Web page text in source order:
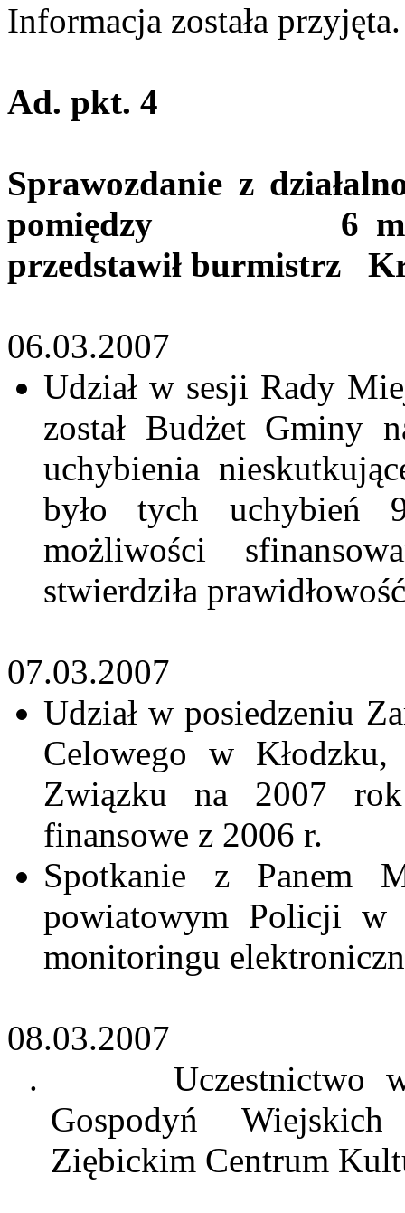
Informacja została przyjęta.
Ad. pkt. 4
Sprawozdanie z
pomiędzy
6
przedstawił burmistrz
06.03.2007
Udział w sesji Rady
został Budżet Gminy
uchybienia
było tych uchybień
możliwości
stwierdziła
07.03.2007
Udział w posiedzeniu
Celowego w
Związku na 2007 rok
finansowe z 2006 r.
Spotkanie z Panem
powiatowym Policji w
monitoringu
08.03.2007
.
Uczestnictwo
Gospodyń
Ziębickim Centrum